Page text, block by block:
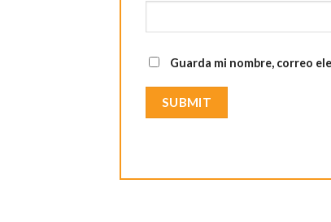
Guarda mi nombre, correo